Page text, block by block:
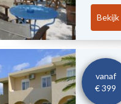
Bekijk
vanaf
€ 399